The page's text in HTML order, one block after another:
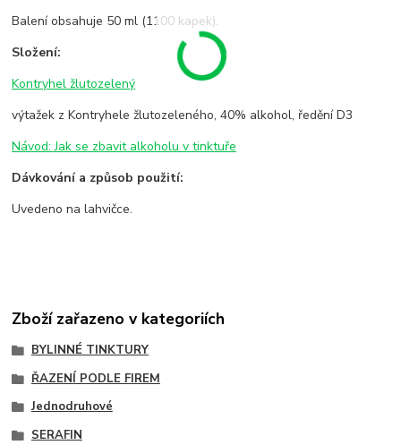
Balení obsahuje 50 ml (1100 kapek).
Složení:
Kontryhel žlutozelený
výtažek z Kontryhele žlutozeleného, 40% alkohol, ředění D3
Návod: Jak se zbavit alkoholu v tinktuře
Dávkování a způsob použití:
Uvedeno na lahvičce.
Zboží zařazeno v kategoriích
BYLINNÉ TINKTURY
ŘAZENÍ PODLE FIREM
Jednodruhové
SERAFIN